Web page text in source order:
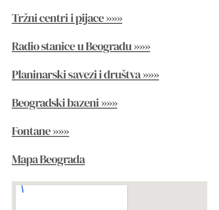
Tržni centri i pijace »»»
Radio stanice u Beogradu »»»
Planinarski savezi i društva »»»
Beogradski bazeni »»»
Fontane »»»
Mapa Beograda